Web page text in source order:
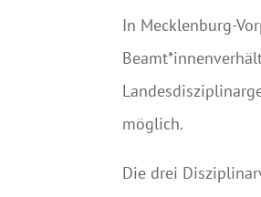
In Mecklenburg-
möglich.
Die drei